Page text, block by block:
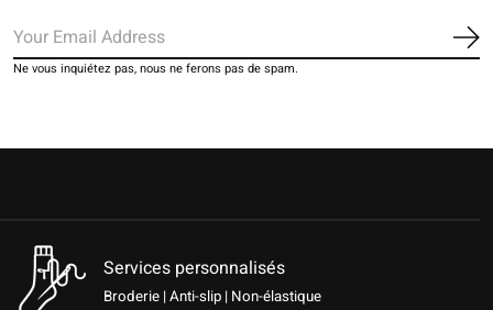
Ne vous inquiétez pas, nous ne ferons pas de spam.
Services personnalisés
Broderie | Anti-slip | Non-élastique